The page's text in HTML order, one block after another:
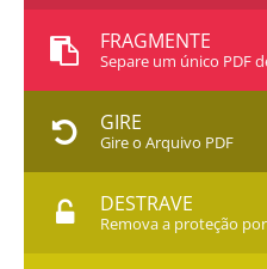
FRAGMENTE
Separe um único PDF
GIRE
Gire o Arquivo PDF
DESTRAVE
Remova a proteção